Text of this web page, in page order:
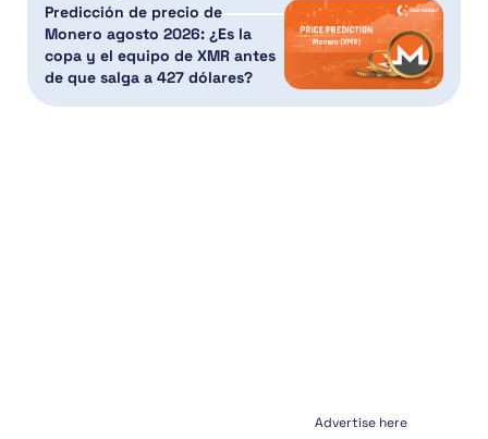
Predicción de precio de
Monero agosto 2026: ¿Es la
copa y el equipo de XMR antes
de que salga a 427 dólares?
Advertise here